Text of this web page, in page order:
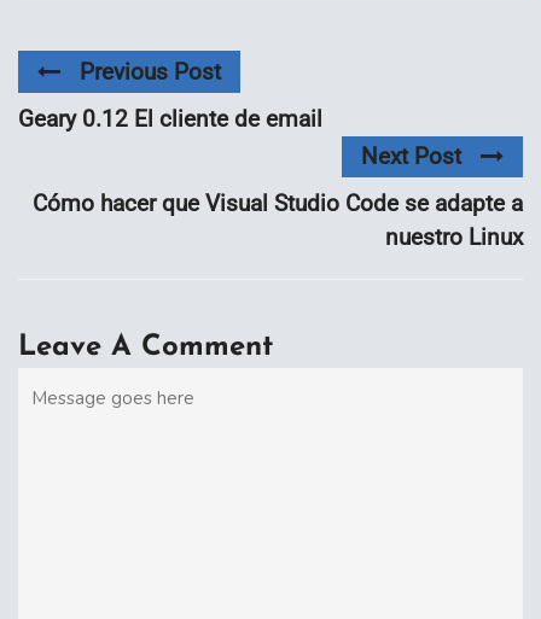
Previous Post
Geary 0.12 El cliente de email
Next Post
Cómo hacer que Visual Studio Code se adapte a
nuestro Linux
Leave A Comment